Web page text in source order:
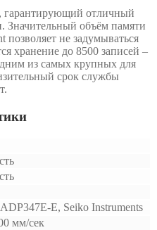
гарантирующий отличный
Значительный объём памяти
позволяет не задумываться
хранение до 8500 записей –
из самых крупных для
срок службы
E, Seiko Instruments
мм/сек